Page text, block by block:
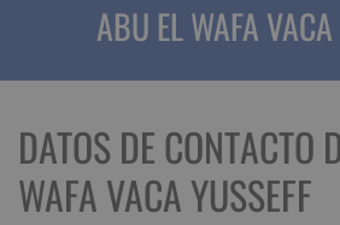
ABU EL WAFA VACA
DATOS DE CONTACTO
WAFA VACA YUSSEFF